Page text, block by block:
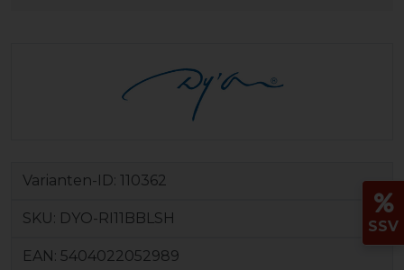
Varianten-ID: 110362
SKU: DYO-RI11BBLSH
EAN: 5404022052989
SSV